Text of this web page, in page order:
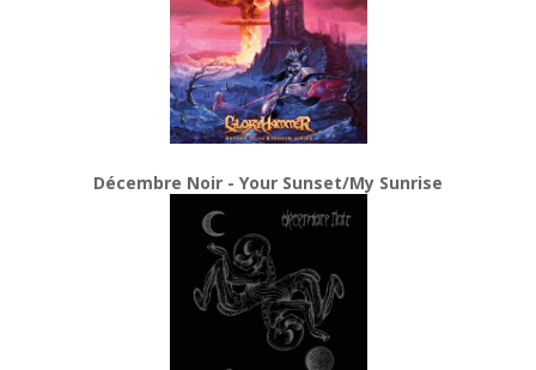
Décembre Noir - Your Sunset/My Sunrise